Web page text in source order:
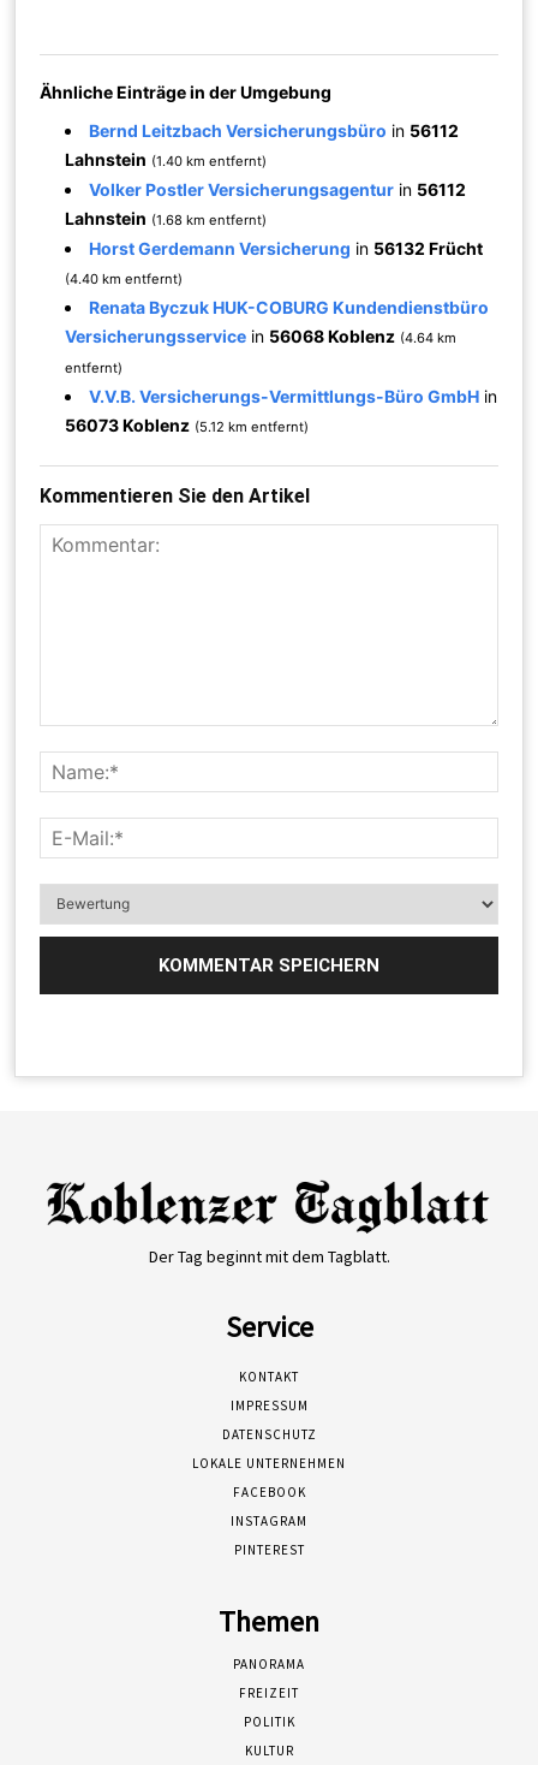
Ähnliche Einträge in der Umgebung
Bernd Leitzbach Versicherungsbüro in 56112
Lahnstein (1.40 km entfernt)
Volker Postler Versicherungsagentur in 56112
Lahnstein (1.68 km entfernt)
Horst Gerdemann Versicherung in 56132 Frücht
(4.40 km entfernt)
Renata Byczuk HUK-COBURG Kundendienstbüro
Versicherungsservice in 56068 Koblenz (4.64 km
entfernt)
V.V.B. Versicherungs-Vermittlungs-Büro GmbH in
56073 Koblenz (5.12 km entfernt)
Kommentieren Sie den Artikel
Der Tag beginnt mit dem Tagblatt.
Service
KONTAKT
IMPRESSUM
DATENSCHUTZ
LOKALE UNTERNEHMEN
FACEBOOK
INSTAGRAM
PINTEREST
Themen
PANORAMA
FREIZEIT
POLITIK
KULTUR